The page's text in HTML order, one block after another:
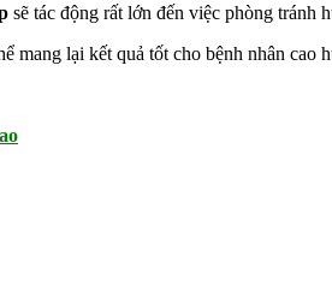
sẽ tác động rất lớn đến việc phòng tránh
mang lại kết quả tốt cho bệnh nhân